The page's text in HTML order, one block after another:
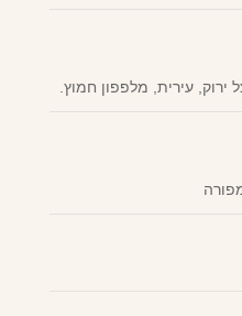
עירית, מלפפון חמוץ.